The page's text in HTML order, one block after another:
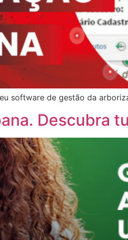
software de gestão da
Descubra